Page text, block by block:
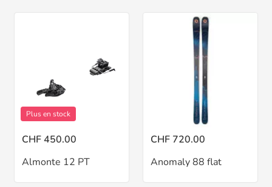
Plus en stock
CHF 450.00
Almonte 12 PT
CHF 720.00
Anomaly 88 flat